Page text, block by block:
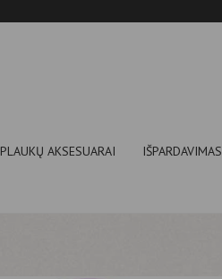
PLAUKŲ AKSESUARAI IŠPARDAVIMAS